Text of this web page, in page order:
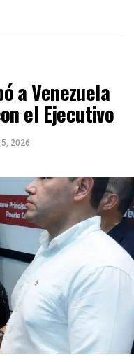
a Venezuela
el Ejecutivo
2026